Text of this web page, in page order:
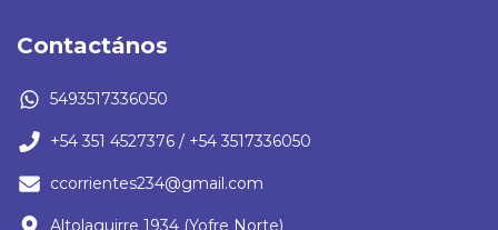
Contactános
5493517336050
+54 351 4527376 / +54 3517336050
ccorrientes234@gmail.com
Altolaguirre 1934 (Yofre Norte)